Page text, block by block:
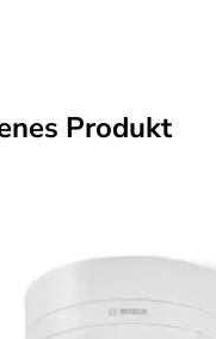
Produkt